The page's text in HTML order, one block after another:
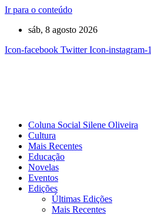
Ir para o conteúdo
sáb, 8 agosto 2026
Icon-facebook Twitter Icon-instagram-1
Coluna Social Silene Oliveira
Cultura
Mais Recentes
Educação
Novelas
Eventos
Edições
Últimas Edições
Mais Recentes